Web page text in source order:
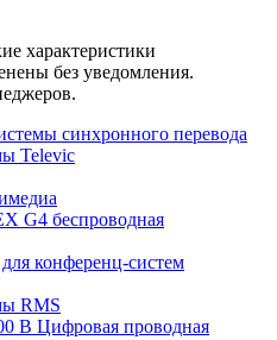
характеристики
без уведомления.
синхронного перевода
Televic
G4 беспроводная
конференц-систем
RMS
B Цифровая проводная